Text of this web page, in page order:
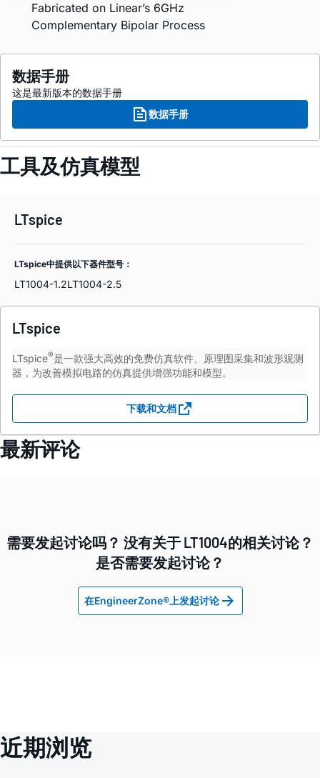
Fabricated on Linear’s 6GHz
Complementary Bipolar Process
数据手册
这是最新版本的数据手册
数据手册
工具及仿真模型
LTspice
LTspice中提供以下器件型号：
LT1004-1.2LT1004-2.5
LTspice
LTspice®是一款强大高效的免费仿真软件、原理图采集和波形观测
器，为改善模拟电路的仿真提供增强功能和模型。
下载和文档
最新评论
需要发起讨论吗？ 没有关于 LT1004的相关讨论？
是否需要发起讨论？
在EngineerZone®上发起讨论
近期浏览